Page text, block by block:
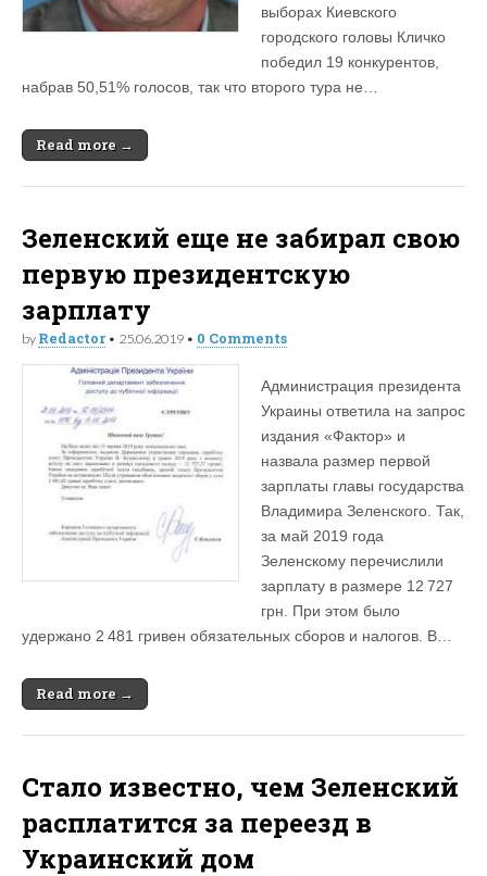
выборах Киевского
городского головы Кличко
победил 19 конкурентов,
набрав 50,51% голосов, так что второго тура не…
Read more →
Зеленский еще не забирал свою
первую президентскую
зарплату
by Redactor• 25.06.2019 • 0 Comments
Администрация президента
Украины ответила на запрос
издания «Фактор» и
назвала размер первой
зарплаты главы государства
Владимира Зеленского. Так,
за май 2019 года
Зеленскому перечислили
зарплату в размере 12 727
грн. При этом было
удержано 2 481 гривен обязательных сборов и налогов. В…
Read more →
Стало известно, чем Зеленский
расплатится за переезд в
Украинский дом